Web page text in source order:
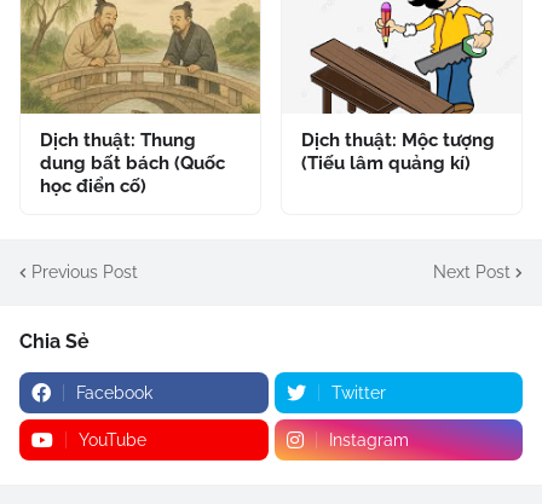
Dịch thuật: Thung
dung bất bách (Quốc
học điển cố)
Dịch thuật: Mộc tượng
(Tiếu lâm quảng kí)
Previous Post Next Post
Chia Sẻ
Facebook Twitter
YouTube Instagram